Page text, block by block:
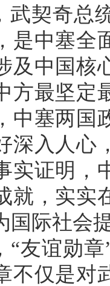
武契奇总
是中塞全
及中国核
方最坚定
中塞两国
深入人心
实证明，
就，实实
国际社会
“友谊勋
不仅是对